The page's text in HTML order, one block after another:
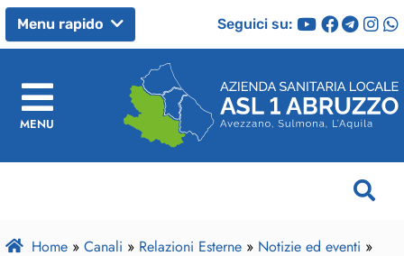
Menu rapido Seguici su:
MENU
Home » Canali » Relazioni Esterne » Notizie ed eventi »